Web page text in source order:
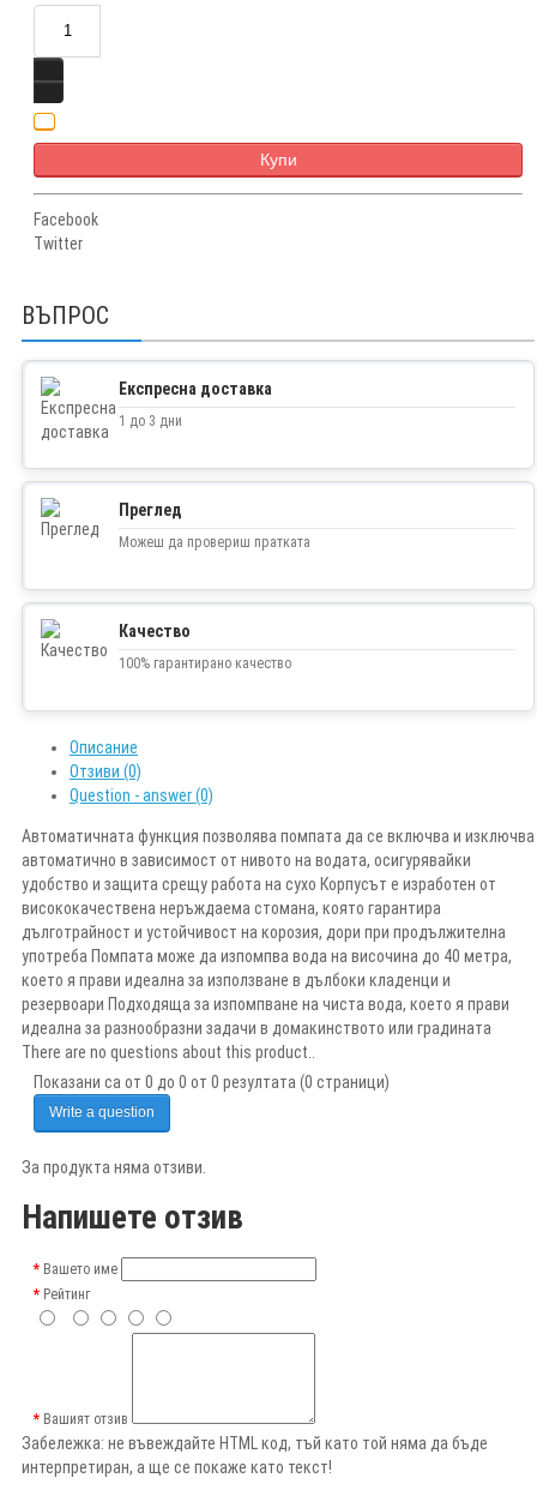
Купи
Facebook
Twitter
ВЪПРОС
Експресна доставка
1 до 3 дни
Преглед
Можеш да провериш пратката
Качество
100% гарантирано качество
Описание
Отзиви (0)
Question - answer (0)
Автоматичната функция позволява помпата да се включва и изключва
автоматично в зависимост от нивото на водата, осигурявайки
удобство и защита срещу работа на сухо Корпусът е изработен от
висококачествена неръждаема стомана, която гарантира
дълготрайност и устойчивост на корозия, дори при продължителна
употреба Помпата може да изпомпва вода на височина до 40 метра,
което я прави идеална за използване в дълбоки кладенци и
резервоари Подходяща за изпомпване на чиста вода, което я прави
идеална за разнообразни задачи в домакинството или градината
There are no questions about this product..
Показани са от 0 до 0 от 0 резултата (0 страници)
Write a question
За продукта няма отзиви.
Напишете отзив
Вашето име
Рейтинг
Вашият отзив
Забележка: не въвеждайте HTML код, тъй като той няма да бъде
интерпретиран, а ще се покаже като текст!